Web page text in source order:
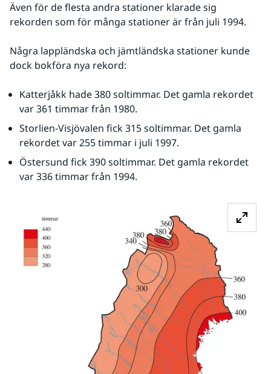
Även för de flesta andra stationer klarade sig
rekorden som för många stationer är från juli 1994.
Några lappländska och jämtländska stationer kunde
dock bokföra nya rekord:
Katterjåkk hade 380 soltimmar. Det gamla rekordet
var 361 timmar från 1980.
Storlien-Visjövalen fick 315 soltimmar. Det gamla
rekordet var 255 timmar i juli 1997.
Östersund fick 390 soltimmar. Det gamla rekordet
var 336 timmar från 1994.